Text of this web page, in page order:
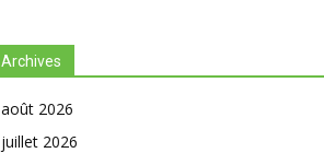
Archives
août 2026
juillet 2026